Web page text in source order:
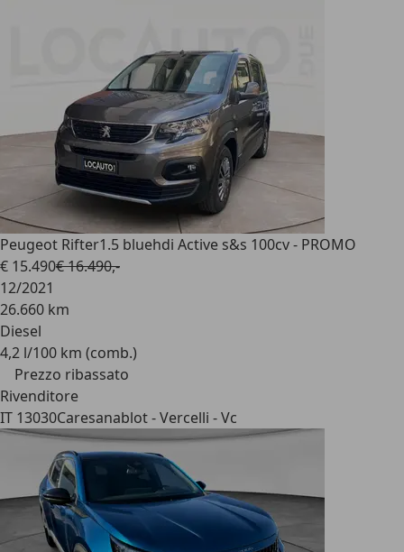
Peugeot Rifter1.5 bluehdi Active s&s 100cv - PROMO
€ 15.490€ 16.490,-
12/2021
26.660 km
Diesel
4,2 l/100 km (comb.)
Prezzo ribassato
Rivenditore
IT 13030Caresanablot - Vercelli - Vc